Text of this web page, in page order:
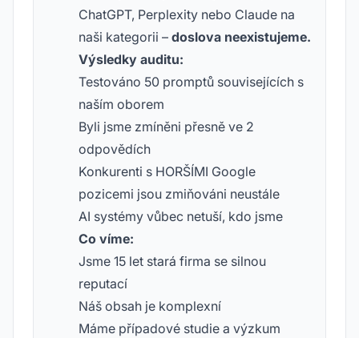
ChatGPT, Perplexity nebo Claude na
naši kategorii – doslova neexistujeme.
Výsledky auditu:
Testováno 50 promptů souvisejících s
naším oborem
Byli jsme zmíněni přesně ve 2
odpovědích
Konkurenti s HORŠÍMI Google
pozicemi jsou zmiňováni neustále
AI systémy vůbec netuší, kdo jsme
Co víme:
Jsme 15 let stará firma se silnou
reputací
Náš obsah je komplexní
Máme případové studie a výzkum